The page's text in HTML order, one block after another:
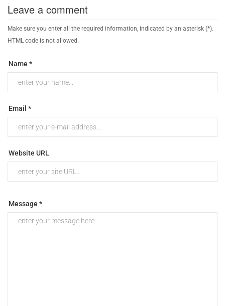
Leave a comment
Make sure you enter all the required information, indicated by an asterisk (*).
HTML code is not allowed.
Name *
Email *
Website URL
Message *